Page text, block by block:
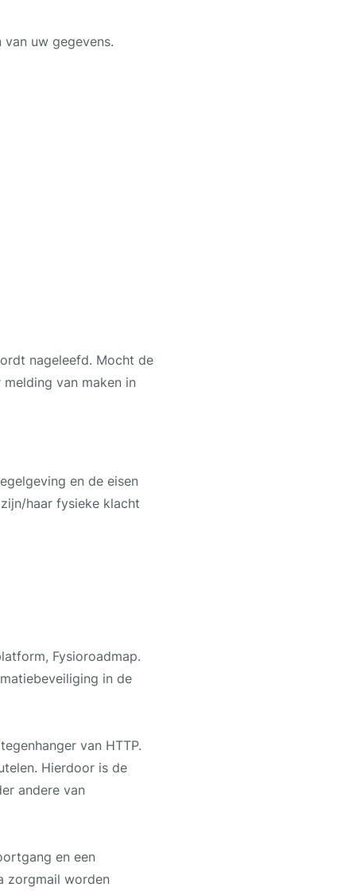
uw gegevens.
nageleefd. Mocht de
van maken in
en de eisen
haar fysieke klacht
Fysioroadmap.
in de
van HTTP.
Hierdoor is de
andere van
en een
zorgmail worden